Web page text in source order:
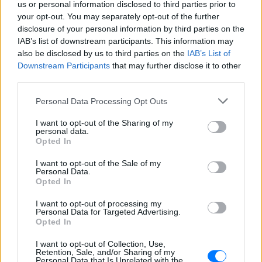
us or personal information disclosed to third parties prior to
your opt-out. You may separately opt-out of the further
disclosure of your personal information by third parties on the
IAB’s list of downstream participants. This information may
also be disclosed by us to third parties on the IAB’s List of
Downstream Participants that may further disclose it to other
Personal Data Processing Opt Outs
I want to opt-out of the Sharing of my
personal data.
Opted In
I want to opt-out of the Sale of my
Personal Data.
Opted In
I want to opt-out of processing my
Personal Data for Targeted Advertising.
Opted In
I want to opt-out of Collection, Use,
Retention, Sale, and/or Sharing of my
4 & 5 Ιουλίου 2026 - Cine Καταρράκτες,
Περιοχή Μύλοι, Έδεσσα - Είσοδος
Ελεύθερη
Οι Σκιαδαρέσες στο Φεστιβάλ
Μονής Λαζαριστών: Μια βραδιά
γεμάτη μουσική, χιούμορ και
αυθεντική ενέργεια
στη Θεσσαλονίκη για μια μεγάλη
καλοκαιρινή συναυλία την Πέμπτη 25
Ο 12ος Πίθηκος στο Φεστιβάλ Μονής
Λαζαριστών – Παρουσιάζει ζωντανά το